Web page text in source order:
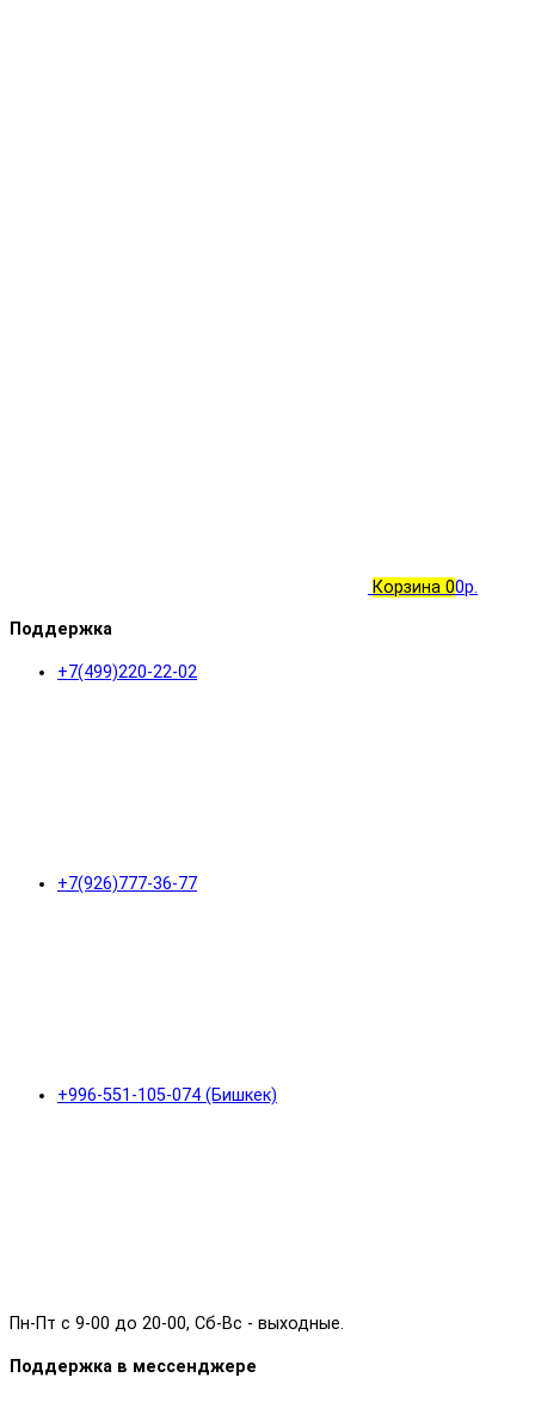
Корзина 00р.
Поддержка
+7(499)220-22-02
+7(926)777-36-77
+996-551-105-074 (Бишкек)
Пн-Пт с 9-00 до 20-00, Сб-Вс - выходные.
Поддержка в мессенджере